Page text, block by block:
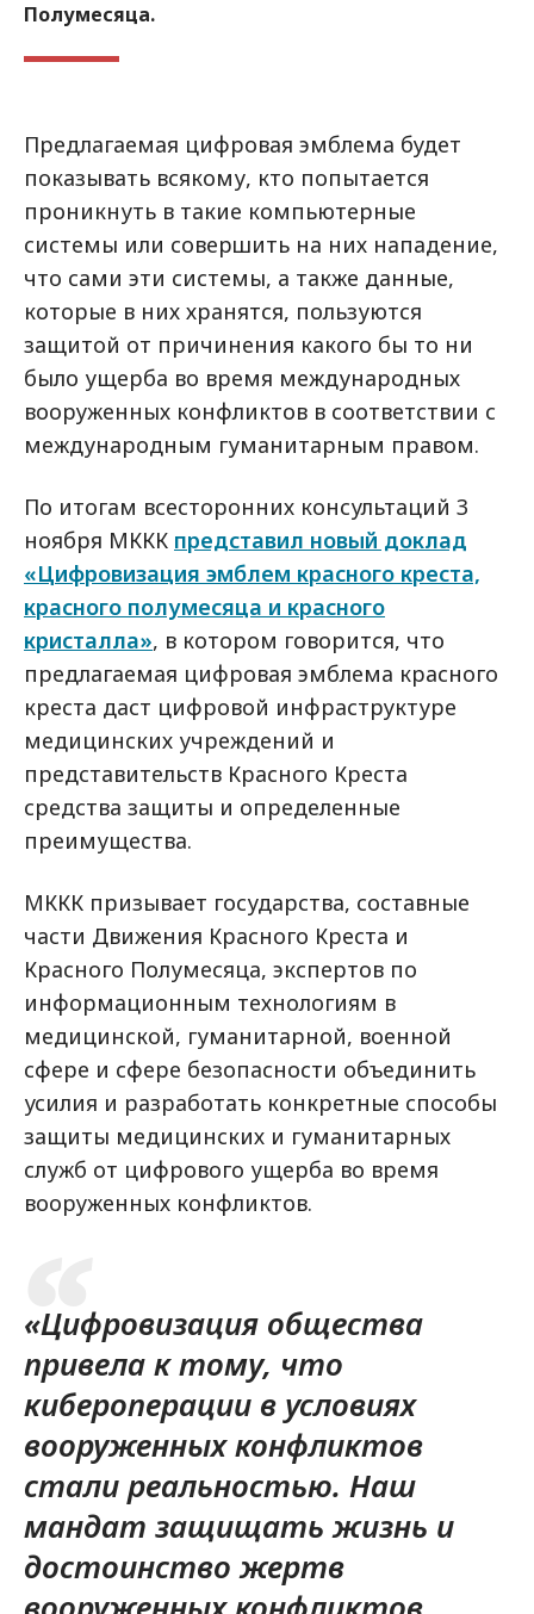
Полумесяца.
Предлагаемая цифровая эмблема будет
показывать всякому, кто попытается
проникнуть в такие компьютерные
системы или совершить на них нападение,
что сами эти системы, а также данные,
которые в них хранятся, пользуются
защитой от причинения какого бы то ни
было ущерба во время международных
вооруженных конфликтов в соответствии с
международным гуманитарным правом.
По итогам всесторонних консультаций 3
ноября МККК представил новый доклад
«Цифровизация эмблем красного креста,
красного полумесяца и красного
кристалла», в котором говорится, что
предлагаемая цифровая эмблема красного
креста даст цифровой инфраструктуре
медицинских учреждений и
представительств Красного Креста
средства защиты и определенные
преимущества.
МККК призывает государства, составные
части Движения Красного Креста и
Красного Полумесяца, экспертов по
информационным технологиям в
медицинской, гуманитарной, военной
сфере и сфере безопасности объединить
усилия и разработать конкретные способы
защиты медицинских и гуманитарных
служб от цифрового ущерба во время
вооруженных конфликтов.
«Цифровизация общества
привела к тому, что
кибероперации в условиях
вооруженных конфликтов
стали реальностью. Наш
мандат защищать жизнь и
достоинство жертв